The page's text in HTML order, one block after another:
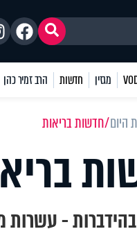
מגזין חדשות הרב זמיר כהן
היום חדשות בריאות
-